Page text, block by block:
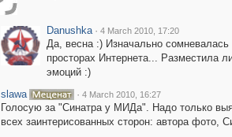
Danushka · 4 March 2010, 17:20
Да, весна :) Изначально
просторах Интернета... Разместила
эмоций :)
slawa
· 4 March 2010, 16:27
Голосую за "Синатра у МИДа". Надо только
всех заинтерисованных сторон: автора фото,